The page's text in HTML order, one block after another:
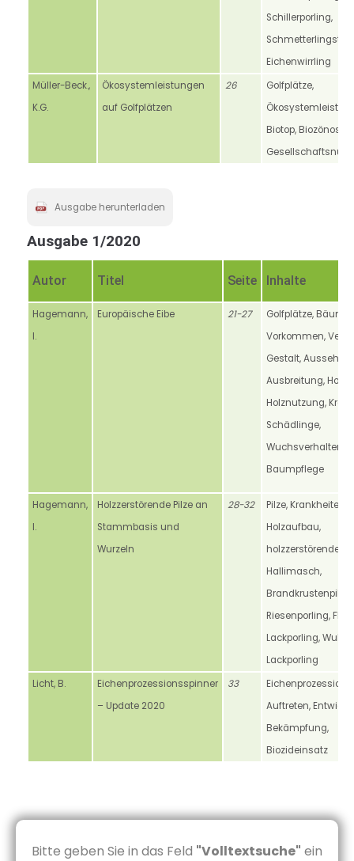
Schillerporling,
Eichenwirrling
Müller-Beck.,
K.G.
Ökosystemleistungen
auf Golfplätzen
26
Golfplätze,
Biotop, Biozönose,
Ausgabe herunterladen
Ausgabe 1/2020
Autor Titel Seite Inhalte
Hagemann,
I.
Europäische Eibe 21-27
Golfplätze, Bäume,
Vorkommen,
Gestalt, Aussehen,
Ausbreitung, Holz,
Holznutzung,
Schädlinge,
Wuchsverhalten,
Baumpflege
Hagemann,
I.
Holzzerstörende Pilze an
Stammbasis und
Wurzeln
28-32
Pilze, Krankheiten,
Holzaufbau,
holzzerstörende
Hallimasch,
Brandkrustenpilz,
Riesenporling,
Lackporling,
Lackporling
Licht, B.
Eichenprozessionsspinner
– Update 2020
33
Auftreten,
Bekämpfung,
Biozideinsatz
Bitte geben Sie in das Feld "Volltextsuche" ein